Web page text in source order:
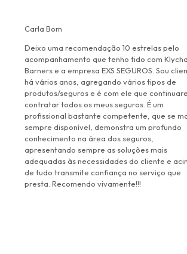
Carla Bom
Deixo uma recomendação 10 estrelas pelo
acompanhamento que tenho tido com
Barners e a empresa EXS SEGUROS. Sou
há vários anos, agregando vários tipos de
produtos/seguros e é com ele que
contratar todos os meus seguros. É um
profissional bastante competente, que se
sempre disponível, demonstra um profundo
conhecimento na área dos seguros,
apresentando sempre as soluções mais
adequadas às necessidades do cliente e
de tudo transmite confiança no serviço que
presta. Recomendo vivamente!!!